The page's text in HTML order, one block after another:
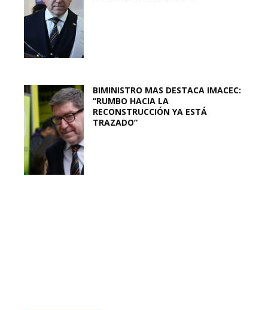
BIMINISTRO MAS DESTACA IMACEC:
“RUMBO HACIA LA
RECONSTRUCCIÓN YA ESTÁ
TRAZADO”